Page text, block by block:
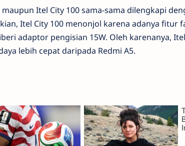
Itel City 100 sama-sama dilengkapi
Itel City 100 menonjol karena adanya fitur
adaptor pengisian 15W. Oleh karenanya,
lebih cepat daripada Redmi A5.